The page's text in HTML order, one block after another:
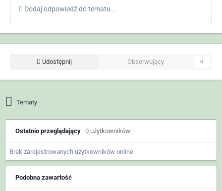
Dodaj odpowiedź do tematu...
Udostępnij Obserwujący 0
Tematy
Ostatnio przeglądający 0 użytkowników
Brak zarejestrowanych użytkowników online
Podobna zawartość